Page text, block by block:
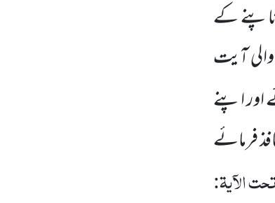
ناپنے کے
آیت
اور اپنے
فرمائے
الآیۃ: